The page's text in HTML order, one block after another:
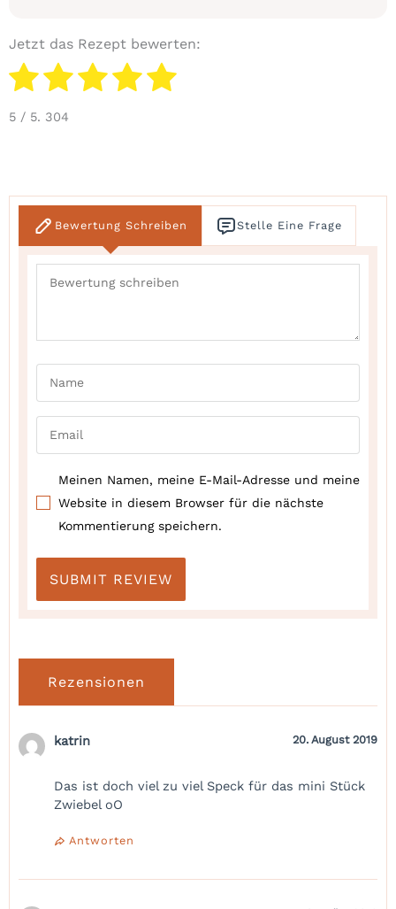
Jetzt das Rezept bewerten:
5 / 5. 304
Bewertung Schreiben Stelle Eine Frage
Meinen Namen, meine E-Mail-Adresse und meine
Website in diesem Browser für die nächste
Kommentierung speichern.
Rezensionen
katrin 20. August 2019
Das ist doch viel zu viel Speck für das mini Stück
Zwiebel oO
Antworten